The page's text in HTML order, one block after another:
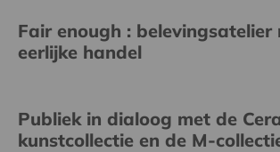
Fair enough : belevingsatelier
eerlijke handel
Publiek in dialoog met de
kunstcollectie en de M-